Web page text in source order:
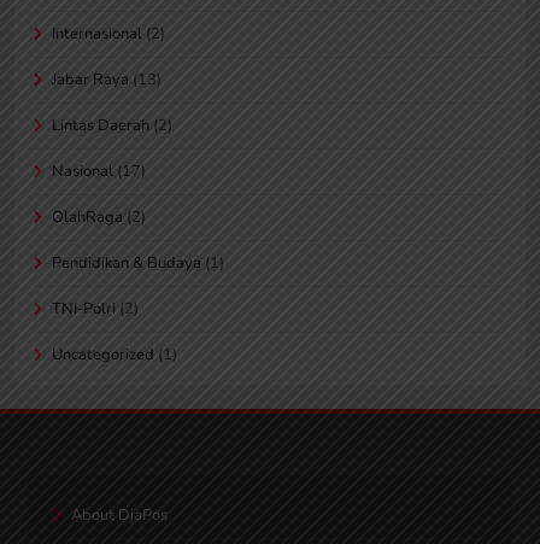
Internasional (2)
Jabar Raya (13)
Lintas Daerah (2)
Nasional (17)
OlahRaga (2)
Pendidikan & Budaya (1)
TNI-Polri (2)
Uncategorized (1)
About DjaPos